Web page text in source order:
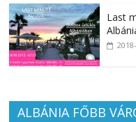
Last
ALBÁNIA FŐBB